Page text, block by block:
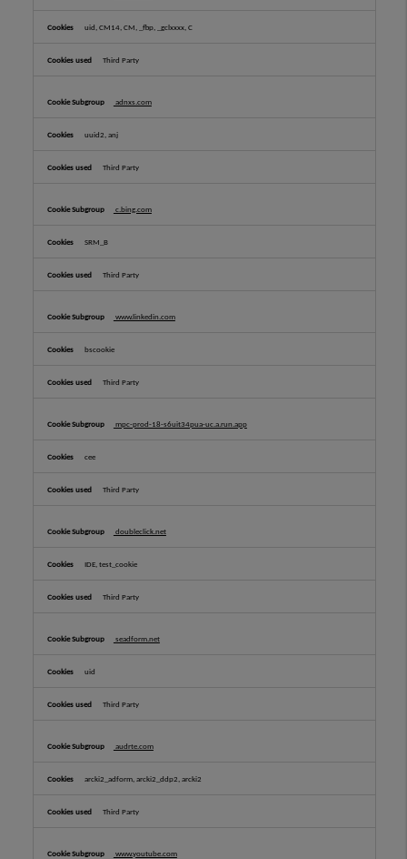
uid, CM14, CM, _fbp, _gclxxxx, C
Third Party
adnxs.com
uuid2, anj
Third Party
c.bing.com
SRM_B
Third Party
www.linkedin.com
bscookie
Third Party
mpc-prod-18-s6uit34pua-uc.a.run.app
cee
Third Party
doubleclick.net
IDE, test_cookie
Third Party
seadform.net
uid
Third Party
audrte.com
arcki2_adform, arcki2_ddp2, arcki2
Third Party
www.youtube.com